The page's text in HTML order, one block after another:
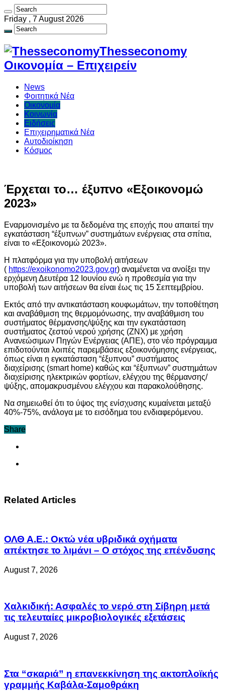
Friday , 7 August 2026
Thesseconomy
Οικονομία – Επιχειρείν
News
Φοιτητικά Νέα
Οικονομία
Κοινωνία
Ειδήσεις
Επιχειρηματικά Νέα
Αυτοδιοίκηση
Κόσμος
Έρχεται το… έξυπνο «Εξοικονομώ
2023»
Εναρμονισμένο με τα δεδομένα της εποχής που απαιτεί την
εγκατάσταση “έξυπνων” συστημάτων ενέργειας στα σπίτια,
είναι το «Εξοικονομώ 2023».
Η πλατφόρμα για την υποβολή αιτήσεων
( https://exoikonomo2023.gov.gr) αναμένεται να ανοίξει την
ερχόμενη Δευτέρα 12 Ιουνίου ενώ η προθεσμία για την
υποβολή των αιτήσεων θα είναι έως τις 15 Σεπτεμβρίου.
Εκτός από την αντικατάσταση κουφωμάτων, την τοποθέτηση
και αναβάθμιση της θερμομόνωσης, την αναβάθμιση του
συστήματος θέρμανσης/ψύξης και την εγκατάσταση
συστήματος ζεστού νερού χρήσης (ΖΝΧ) με χρήση
Ανανεώσιμων Πηγών Ενέργειας (ΑΠΕ), στο νέο πρόγραμμα
επιδοτούνται λοιπές παρεμβάσεις εξοικονόμησης ενέργειας,
όπως είναι η εγκατάσταση “έξυπνου” συστήματος
διαχείρισης (smart home) καθώς και “έξυπνων” συστημάτων
διαχείρισης ηλεκτρικών φορτίων, ελέγχου της θέρμανσης/
ψύξης, απομακρυσμένου ελέγχου και παρακολούθησης.
Να σημειωθεί ότι το ύψος της ενίσχυσης κυμαίνεται μεταξύ
40%-75%, ανάλογα με το εισόδημα του ενδιαφερόμενου.
Share
Related Articles
ΟΛΘ Α.Ε.: Οκτώ νέα υβριδικά οχήματα
απέκτησε το λιμάνι – Ο στόχος της επένδυσης
August 7, 2026
Χαλκιδική: Ασφαλές το νερό στη Σίβηρη μετά
τις τελευταίες μικροβιολογικές εξετάσεις
August 7, 2026
Στα “σκαριά” η επανεκκίνηση της ακτοπλοϊκής
γραμμής Καβάλα-Σαμοθράκη